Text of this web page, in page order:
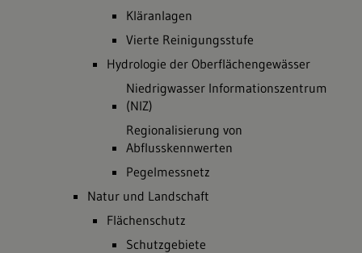
Kläranlagen
Vierte Reinigungsstufe
Hydrologie der Oberflächengewässer
Niedrigwasser Informationszentrum
(NIZ)
Regionalisierung von
Abflusskennwerten
Pegelmessnetz
Natur und Landschaft
Flächenschutz
Schutzgebiete